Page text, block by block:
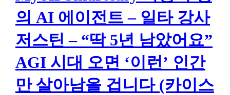
의 AI 에이전트 – 일타 강사
저스틴 – “딱 5년 남았어요”
AGI 시대 오면 ‘이런’ 인간
만 살아남을 겁니다 (카이스